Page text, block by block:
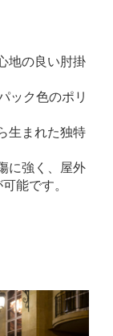
地の良い肘掛
ック色のポリ
生まれた独特
に強く、屋外
能です。